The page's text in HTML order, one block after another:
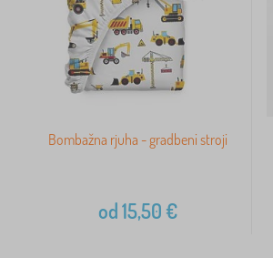
Bombažna rjuha - gradbeni stroji
od15,50€